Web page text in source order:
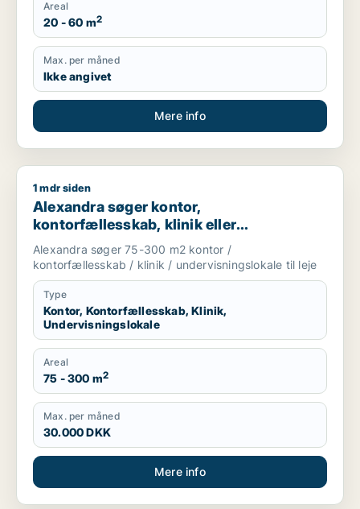
Areal
20 - 60 m2
Max. per måned
Ikke angivet
Mere info
Alexandra søger kontor, kontorfællesskab, klinik eller
1 mdr siden
Alexandra søger kontor,
kontorfællesskab, klinik eller
undervisningslokale til leje i København
Alexandra søger 75-300 m2 kontor /
kontorfællesskab / klinik / undervisningslokale til leje
Type
Kontor, Kontorfællesskab, Klinik,
Undervisningslokale
Areal
75 - 300 m2
Max. per måned
30.000 DKK
Mere info